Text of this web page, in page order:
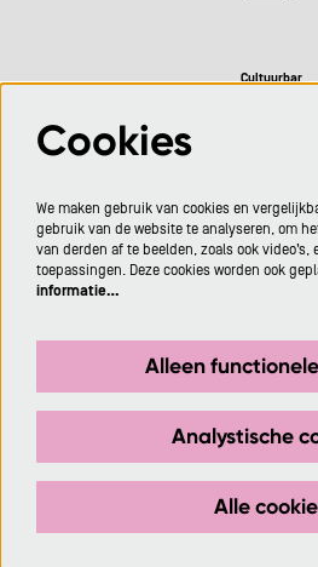
Cultuurbar
Cookies
We maken gebruik van cookies en
gebruik van de website te analyseren, om
van derden af te beelden, zoals ook
toepassingen. Deze cookies worden ook
informatie…
Alleen
Analystische
Alle